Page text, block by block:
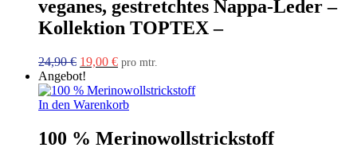
veganes, gestretchtes Nappa-Leder –
Kollektion TOPTEX –
24,90€ Ursprünglicher
Preis
war:
24,90 €
19,00 €Aktueller
ist:
19,00 €.
pro mtr.
Angebot!
In den Warenkorb
100 % Merinowollstrickstoff